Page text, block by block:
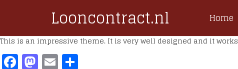
Looncontract.nl Home
This is an impressive theme. It is very well designed and it
Facebook
Mastodon
Email